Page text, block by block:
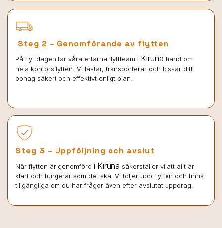
Steg 2 – Genomförande av flytten
På flyttdagen tar våra erfarna flyttteam i Kiruna hand om
hela kontorsflytten. Vi lastar, transporterar och lossar ditt
bohag säkert och effektivt enligt plan.
Steg 3 – Uppföljning och avslut
När flytten är genomförd i Kiruna säkerställer vi att allt är
klart och fungerar som det ska. Vi följer upp flytten och finns
tillgängliga om du har frågor även efter avslutat uppdrag.